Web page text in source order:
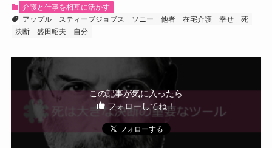
介護と仕事を相互に活かす
アップル
スティーブジョブス ソニー 他者 在宅介護 幸せ
死
決断
盛田昭夫 自分
この記事が気に入ったら
フォローしてね！